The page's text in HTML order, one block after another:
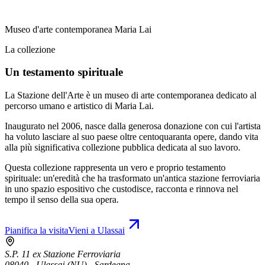
Museo d'arte contemporanea Maria Lai
La collezione
Un testamento spirituale
La Stazione dell'Arte è un museo di arte contemporanea dedicato al
percorso umano e artistico di Maria Lai.
Inaugurato nel 2006, nasce dalla generosa donazione con cui l'artista
ha voluto lasciare al suo paese oltre centoquaranta opere, dando vita
alla più significativa collezione pubblica dedicata al suo lavoro.
Questa collezione rappresenta un vero e proprio testamento
spirituale: un'eredità che ha trasformato un'antica stazione ferroviaria
in uno spazio espositivo che custodisce, racconta e rinnova nel
tempo il senso della sua opera.
Pianifica la visitaVieni a Ulassai
S.P. 11 ex Stazione Ferroviaria